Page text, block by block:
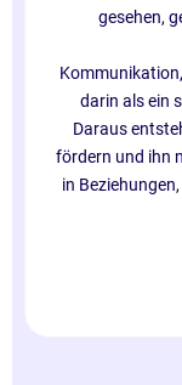
gesehen,
darin als ein
Daraus
fördern und ihn
in